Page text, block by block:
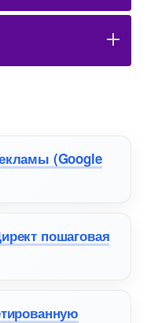
(Google
пошаговая